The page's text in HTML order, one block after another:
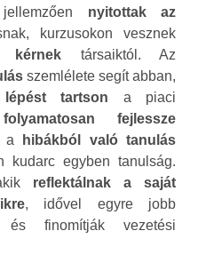
nyitottak az
kurzusokon vesznek
kérnek társaiktól. Az
szemlélete segít abban,
lépést tartson a piaci
folyamatosan fejlessze
a
hibákból való tanulás
kudarc egyben tanulság.
reflektálnak a saját
, idővel egyre jobb
és finomítják vezetési